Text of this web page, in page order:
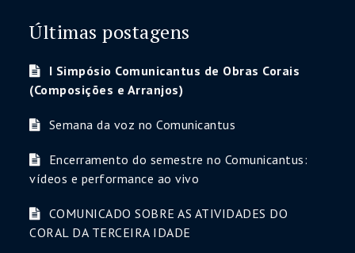
Últimas postagens
I Simpósio Comunicantus de Obras Corais
(Composições e Arranjos)
Semana da voz no Comunicantus
Encerramento do semestre no Comunicantus:
vídeos e performance ao vivo
COMUNICADO SOBRE AS ATIVIDADES DO
CORAL DA TERCEIRA IDADE